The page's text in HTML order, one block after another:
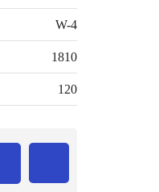
W-4
1810
120